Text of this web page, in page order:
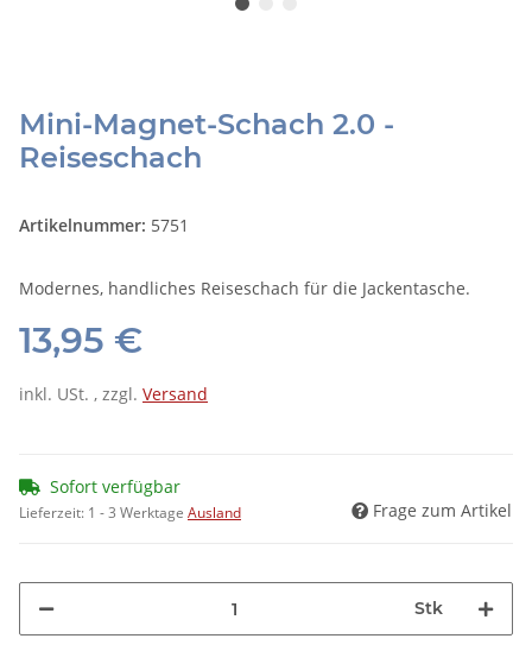
Mini-Magnet-Schach 2.0 -
Reiseschach
Artikelnummer: 5751
Modernes, handliches Reiseschach für die Jackentasche.
13,95 €
inkl. USt. , zzgl. Versand
Sofort verfügbar
Lieferzeit: 1 - 3 Werktage Ausland Frage zum Artikel
Stk